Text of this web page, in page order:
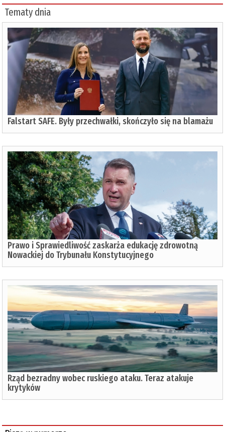
Tematy dnia
Falstart SAFE. Były przechwałki, skończyło się na blamażu
Prawo i Sprawiedliwość zaskarża edukację zdrowotną
Nowackiej do Trybunału Konstytucyjnego
Rząd bezradny wobec ruskiego ataku. Teraz atakuje
krytyków